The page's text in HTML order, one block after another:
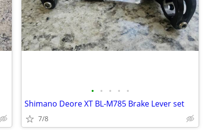
• • • • •
Shimano Deore XT BL-M785 Brake Lever set
7/8